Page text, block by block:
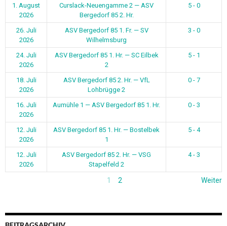
1. August
2026
Curslack-Neuengamme 2 — ASV
Bergedorf 85 2. Hr.
5 - 0
26. Juli
2026
ASV Bergedorf 85 1. Fr. — SV
Wilhelmsburg
3 - 0
24. Juli
2026
ASV Bergedorf 85 1. Hr. — SC Eilbek
2
5 - 1
18. Juli
2026
ASV Bergedorf 85 2. Hr. — VfL
Lohbrügge 2
0 - 7
16. Juli
2026
Aumühle 1 — ASV Bergedorf 85 1. Hr. 0 - 3
12. Juli
2026
ASV Bergedorf 85 1. Hr. — Bostelbek
1
5 - 4
12. Juli
2026
ASV Bergedorf 85 2. Hr. — VSG
Stapelfeld 2
4 - 3
1 2 Weiter